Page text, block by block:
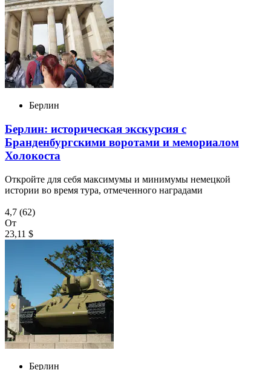
Берлин
Берлин: историческая экскурсия с
Бранденбургскими воротами и мемориалом
Холокоста
Откройте для себя максимумы и минимумы немецкой
истории во время тура, отмеченного наградами
4,7 (62)
От
23,11 $
Берлин